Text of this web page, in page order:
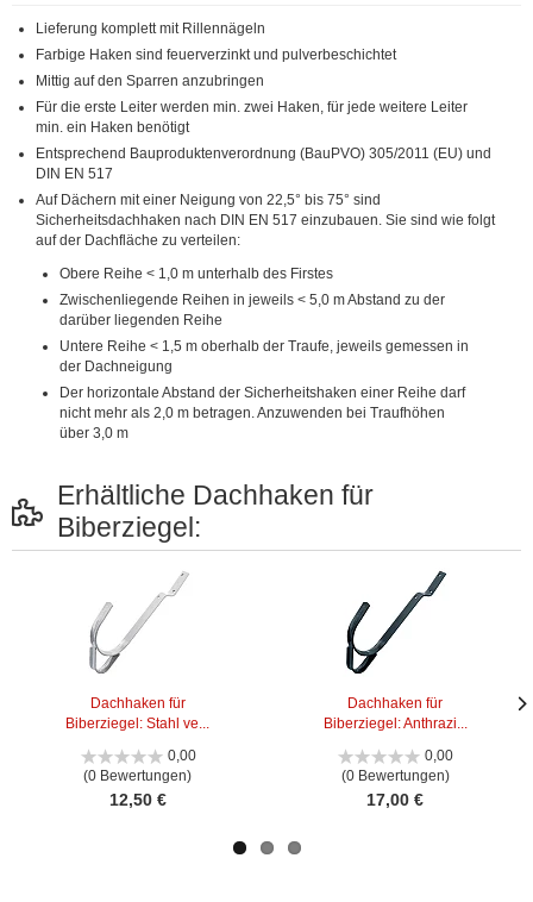
Lieferung komplett mit Rillennägeln
Farbige Haken sind feuerverzinkt und pulverbeschichtet
Mittig auf den Sparren anzubringen
Für die erste Leiter werden min. zwei Haken, für jede weitere Leiter
min. ein Haken benötigt
Entsprechend Bauproduktenverordnung (BauPVO) 305/2011 (EU) und
DIN EN 517
Auf Dächern mit einer Neigung von 22,5° bis 75° sind
Sicherheitsdachhaken nach DIN EN 517 einzubauen. Sie sind wie folgt
auf der Dachfläche zu verteilen:
Obere Reihe < 1,0 m unterhalb des Firstes
Zwischenliegende Reihen in jeweils < 5,0 m Abstand zu der
darüber liegenden Reihe
Untere Reihe < 1,5 m oberhalb der Traufe, jeweils gemessen in
der Dachneigung
Der horizontale Abstand der Sicherheitshaken einer Reihe darf
nicht mehr als 2,0 m betragen. Anzuwenden bei Traufhöhen
über 3,0 m
Erhältliche Dachhaken für
Biberziegel:
Dachhaken für
Biberziegel: Stahl ve...
0,00
(0 Bewertungen)
12,50 €
Dachhaken für
Biberziegel: Anthrazi...
0,00
(0 Bewertungen)
17,00 €